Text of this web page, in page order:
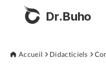
Dr.Buho
Accueil Didacticiels